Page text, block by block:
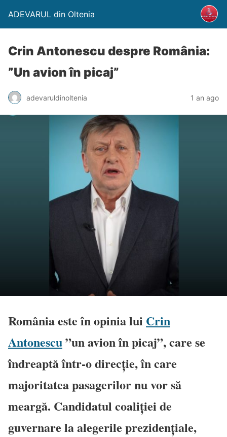
ADEVARUL din Oltenia
Crin Antonescu despre România:
”Un avion în picaj”
adevaruldinoltenia 1 an ago
România este în opinia lui Crin
Antonescu”un avion în picaj”, care se
îndreaptă într-o direcție, în care
majoritatea pasagerilor nu vor să
meargă. Candidatul coaliției de
guvernare la alegerile prezidențiale,